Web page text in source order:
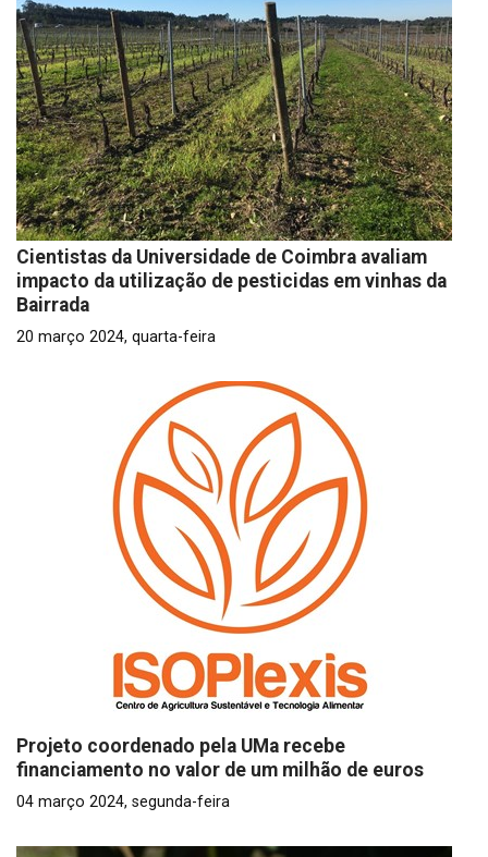
Cientistas da Universidade de Coimbra avaliam
impacto da utilização de pesticidas em vinhas da
Bairrada
20 março 2024, quarta-feira
Projeto coordenado pela UMa recebe
financiamento no valor de um milhão de euros
04 março 2024, segunda-feira